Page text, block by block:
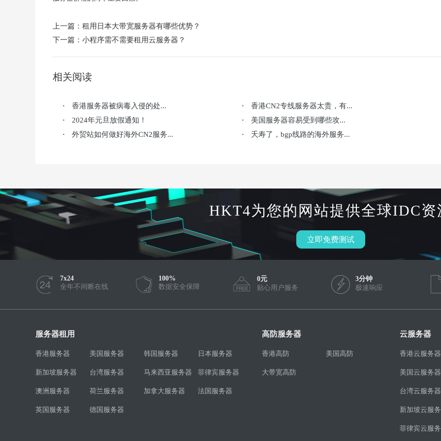
上一篇： 租用日本大带宽服务器有哪些优势？
下一篇： 小程序需不需要租用云服务器？
相关阅读
· 香港服务器被病毒入侵的处... · 香港CN2专线服务器太贵，有...
· 2024年元旦放假通知！ · 美国服务器容易受到哪些攻...
· 外贸站如何做好海外CN2服务... · 夭寿了，bgp线路的海外服务...
HKT4为您的网站提供全球IDC资
立即免费测试
7x24
全年不间断在线
100%
数据安全保障
0元
贴心用户服务
3分钟
极速响应
服务器租用
香港服务器 美国服务器 韩国服务器 日本服务器
新加坡服务器 台湾服务器 马来西亚服务器 菲律宾服务器
澳洲服务器 荷兰服务器 加拿大服务器 法国服务器
英国服务器 德国服务器
高防服务器
香港高防 美国高防
大带宽高防
云服务器
香港云服务器
美国云服务器
台湾云服务器
新加坡云服
菲律宾云服